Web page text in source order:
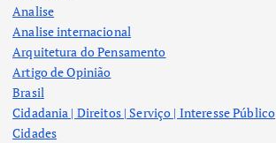
Analise
Analise internacional
Arquitetura do Pensamento
Artigo de Opinião
Brasil
Cidadania | Direitos | Serviço | Interesse Público
Cidades